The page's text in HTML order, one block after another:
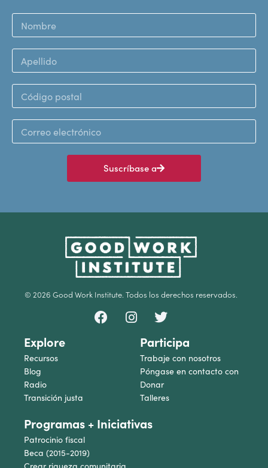
Suscríbase a
© 2026 Good Work Institute. Todos los derechos reservados.
Explore
Recursos
Blog
Radio
Transición justa
Participa
Trabaje con nosotros
Póngase en contacto con
Donar
Talleres
Programas + Iniciativas
Patrocinio fiscal
Beca (2015-2019)